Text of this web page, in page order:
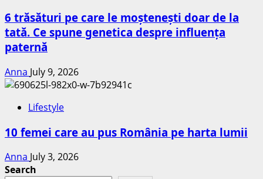
6 trăsături pe care le moștenești doar de la
tată. Ce spune genetica despre influența
paternă
Anna July 9, 2026
Lifestyle
10 femei care au pus România pe harta lumii
Anna July 3, 2026
Search